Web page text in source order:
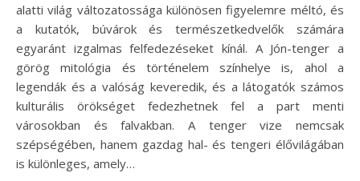
alatti világ változatossága különösen figyelemre méltó, és
a kutatók, búvárok és természetkedvelők számára
egyaránt izgalmas felfedezéseket kínál. A Jón-tenger a
görög mitológia és történelem színhelye is, ahol a
legendák és a valóság keveredik, és a látogatók számos
kulturális örökséget fedezhetnek fel a part menti
városokban és falvakban. A tenger vize nemcsak
szépségében, hanem gazdag hal- és tengeri élővilágában
is különleges, amely…